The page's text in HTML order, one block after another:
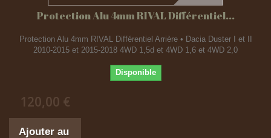
Protection Alu 4mm RIVAL Différentiel...
Protection Alu 4mm RIVAL Différentiel Arrière • Dacia Duster I et II
2010-2015 et 2015-2018 4WD 1,5d et 4WD 1,6 et 4WD 2,0
Disponible
120,00 €
Ajouter au